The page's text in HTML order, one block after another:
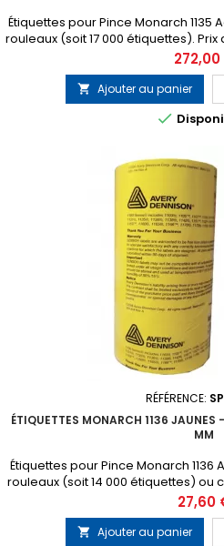
Étiquettes pour Pince Monarch 1135
rouleaux (soit 17 000 étiquettes).
000 étiquettes) 1 tampon encreur
Prix
 Ajouter au panier

RÉFÉRENCE:
ÉTIQUETTES MONARCH 1136 JAUNES
MM
Étiquettes pour Pince Monarch
rouleaux (soit 14 000 étiquettes) ou
étiquettes) 1 tampon encreur
Prix
27,60
 Ajouter au panier